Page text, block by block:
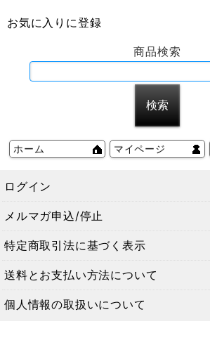
お気に入りに登録
商品検索
ホーム マイページ
ログイン
メルマガ申込/停止
特定商取引法に基づく表示
送料とお支払い方法について
個人情報の取扱いについて